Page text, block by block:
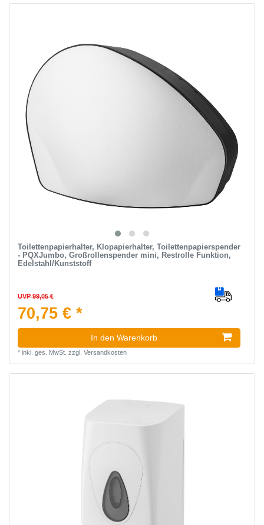
Toilettenpapierhalter, Klopapierhalter, Toilettenpapierspender
- PQXJumbo, Großrollenspender mini, Restrolle Funktion,
Edelstahl/Kunststoff
UVP 99,05 €
70,75 € *
In den Warenkorb
* inkl. ges. MwSt. zzgl. Versandkosten